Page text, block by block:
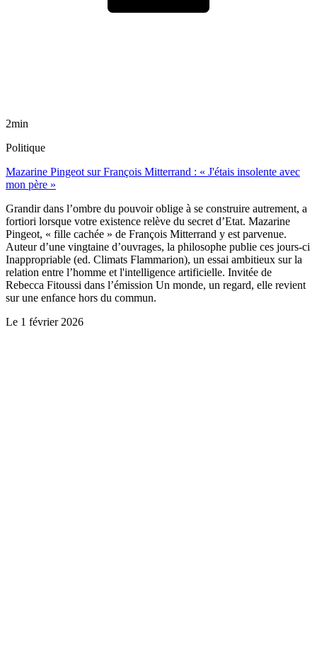
2min
Politique
Mazarine Pingeot sur François Mitterrand : « J'étais insolente avec
mon père »
Grandir dans l’ombre du pouvoir oblige à se construire autrement, a
fortiori lorsque votre existence relève du secret d’Etat. Mazarine
Pingeot, « fille cachée » de François Mitterrand y est parvenue.
Auteur d’une vingtaine d’ouvrages, la philosophe publie ces jours-ci
Inappropriable (ed. Climats Flammarion), un essai ambitieux sur la
relation entre l’homme et l'intelligence artificielle. Invitée de
Rebecca Fitoussi dans l’émission Un monde, un regard, elle revient
sur une enfance hors du commun.
Le 1 février 2026